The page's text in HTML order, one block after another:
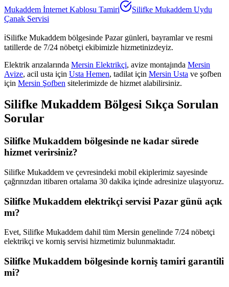
Mukaddem İnternet Kablosu Tamiri Silifke Mukaddem Uydu
Çanak Servisi
ℹ️Silifke Mukaddem bölgesinde Pazar günleri, bayramlar ve resmi
tatillerde de 7/24 nöbetçi ekibimizle hizmetinizdeyiz.
Elektrik arızalarında Mersin Elektrikçi, avize montajında Mersin
Avize, acil usta için Usta Hemen, tadilat için Mersin Usta ve şofben
için Mersin Şofben sitelerimizde de hizmet alabilirsiniz.
Silifke Mukaddem Bölgesi Sıkça Sorulan
Sorular
Silifke Mukaddem bölgesinde ne kadar sürede
hizmet verirsiniz?
Silifke Mukaddem ve çevresindeki mobil ekiplerimiz sayesinde
çağrınızdan itibaren ortalama 30 dakika içinde adresinize ulaşıyoruz.
Silifke Mukaddem elektrikçi servisi Pazar günü açık
mı?
Evet, Silifke Mukaddem dahil tüm Mersin genelinde 7/24 nöbetçi
elektrikçi ve korniş servisi hizmetimiz bulunmaktadır.
Silifke Mukaddem bölgesinde korniş tamiri garantili
mi?